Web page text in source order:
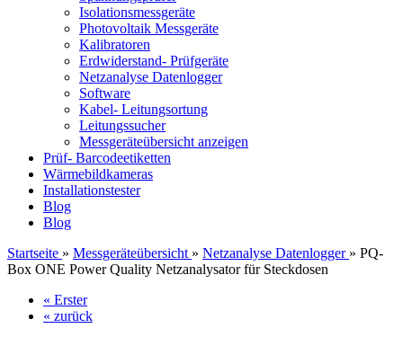
Isolationsmessgeräte
Photovoltaik Messgeräte
Kalibratoren
Erdwiderstand- Prüfgeräte
Netzanalyse Datenlogger
Software
Kabel- Leitungsortung
Leitungssucher
Messgeräteübersicht anzeigen
Prüf- Barcodeetiketten
Wärmebildkameras
Installationstester
Blog
Blog
Startseite » Messgeräteübersicht » Netzanalyse Datenlogger » PQ-
Box ONE Power Quality Netzanalysator für Steckdosen
« Erster
« zurück